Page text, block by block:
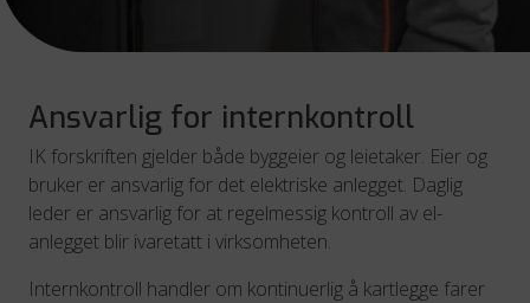
Ansvarlig for internkontroll
IK forskriften gjelder både byggeier og leietaker. Eier og
bruker er ansvarlig for det elektriske anlegget. Daglig
leder er ansvarlig for at regelmessig kontroll av el-
anlegget blir ivaretatt i virksomheten.
Internkontroll handler om kontinuerlig å kartlegge farer